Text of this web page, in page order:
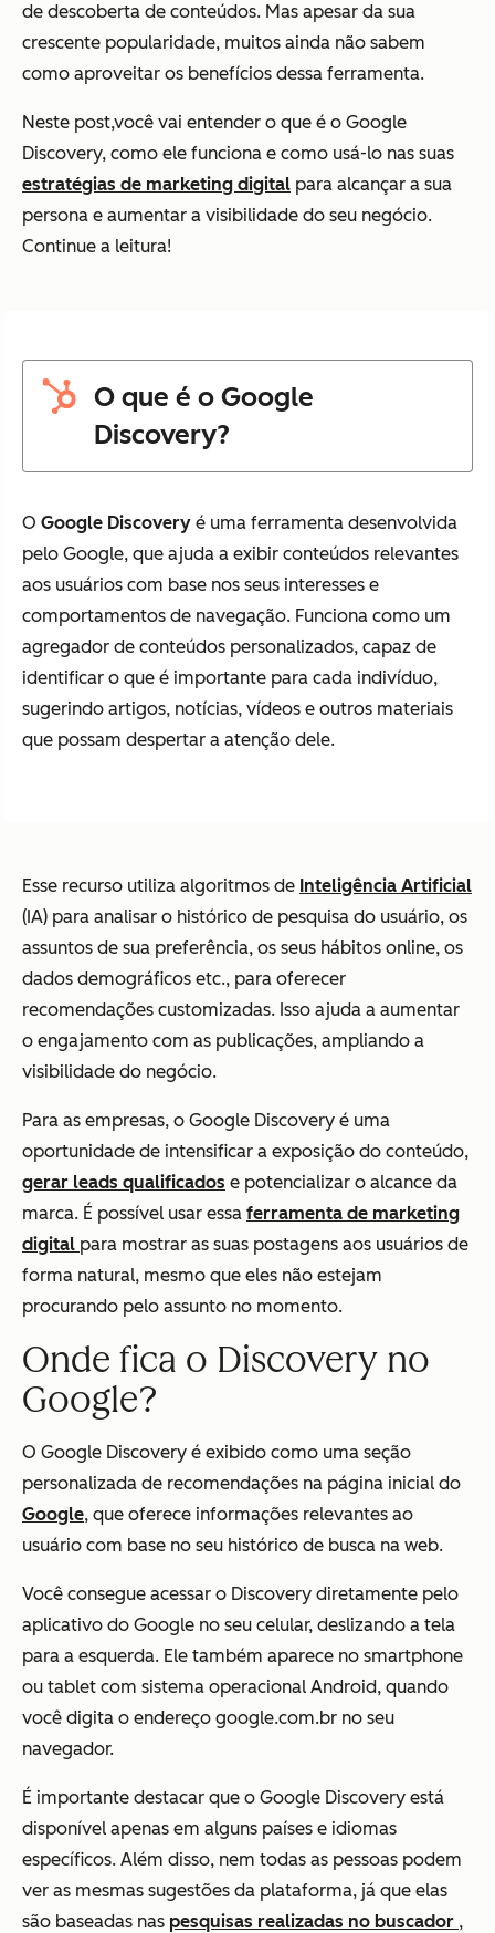
de descoberta de conteúdos. Mas apesar da sua
crescente popularidade, muitos ainda não sabem
como aproveitar os benefícios dessa ferramenta.
Neste post,você vai entender o que é o Google
Discovery, como ele funciona e como usá-lo nas suas
estratégias de marketing digital para alcançar a sua
persona e aumentar a visibilidade do seu negócio.
Continue a leitura!
O que é o Google
Discovery?
O Google Discovery é uma ferramenta desenvolvida
pelo Google, que ajuda a exibir conteúdos relevantes
aos usuários com base nos seus interesses e
comportamentos de navegação. Funciona como um
agregador de conteúdos personalizados, capaz de
identificar o que é importante para cada indivíduo,
sugerindo artigos, notícias, vídeos e outros materiais
que possam despertar a atenção dele.
Esse recurso utiliza algoritmos de Inteligência Artificial
(IA) para analisar o histórico de pesquisa do usuário, os
assuntos de sua preferência, os seus hábitos online, os
dados demográficos etc., para oferecer
recomendações customizadas. Isso ajuda a aumentar
o engajamento com as publicações, ampliando a
visibilidade do negócio.
Para as empresas, o Google Discovery é uma
oportunidade de intensificar a exposição do conteúdo,
gerar leads qualificados e potencializar o alcance da
marca. É possível usar essa ferramenta de marketing
digital para mostrar as suas postagens aos usuários de
forma natural, mesmo que eles não estejam
procurando pelo assunto no momento.
Onde fica o Discovery no
Google?
O Google Discovery é exibido como uma seção
personalizada de recomendações na página inicial do
Google, que oferece informações relevantes ao
usuário com base no seu histórico de busca na web.
Você consegue acessar o Discovery diretamente pelo
aplicativo do Google no seu celular, deslizando a tela
para a esquerda. Ele também aparece no smartphone
ou tablet com sistema operacional Android, quando
você digita o endereço google.com.br no seu
navegador.
É importante destacar que o Google Discovery está
disponível apenas em alguns países e idiomas
específicos. Além disso, nem todas as pessoas podem
ver as mesmas sugestões da plataforma, já que elas
são baseadas nas pesquisas realizadas no buscador ,